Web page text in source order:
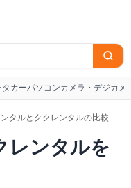
タカーパソコンカメラ・デジカメ
タルとククレンタルの比較
レンタルを